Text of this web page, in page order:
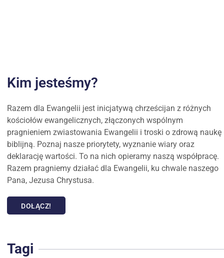
Kim jesteśmy?
Razem dla Ewangelii jest inicjatywą chrześcijan z różnych
kościołów ewangelicznych, złączonych wspólnym
pragnieniem zwiastowania Ewangelii i troski o zdrową naukę
biblijną. Poznaj nasze priorytety, wyznanie wiary oraz
deklarację wartości. To na nich opieramy naszą współpracę.
Razem pragniemy działać dla Ewangelii, ku chwale naszego
Pana, Jezusa Chrystusa.
DOŁĄCZ!
Tagi